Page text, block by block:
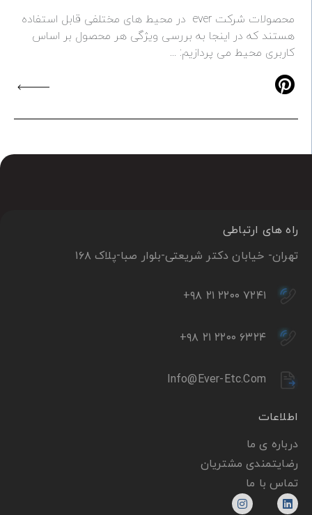
محصولات شرکت ever در محیط های مختلفی قابل استفاده
هستند که در اینجا به بررسی ویژگی هر محصول بر اساس
کاربری محیط می پردازیم: ...
راه های ارتباطی
تهران- خیابان دکتر شریعتی-بلوار صبا-پلاک ۱۶۸
+۹۸ ۲۱ ۲۲۰۰ ۷۲۴۱
+۹۸ ۲۱ ۲۲۰۰ ۶۳۲۴
Info@ever-Etc.com
اطلاعات
درباره ی ما
رضایتمندی مشتریان
تماس با ما